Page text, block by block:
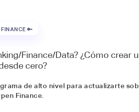
FINANCE 🔑
Finance/Data? ¿Cómo crear
cero?
de alto nivel para actualizarte
Finance.